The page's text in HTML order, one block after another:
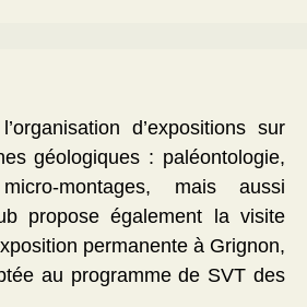
d’expositions sur
géologiques : paléontologie,
montages, mais aussi
propose également la visite
permanente à Grignon,
au programme de SVT des